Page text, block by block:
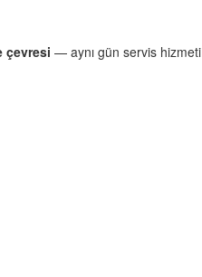
çevresi — aynı gün servis hizmeti